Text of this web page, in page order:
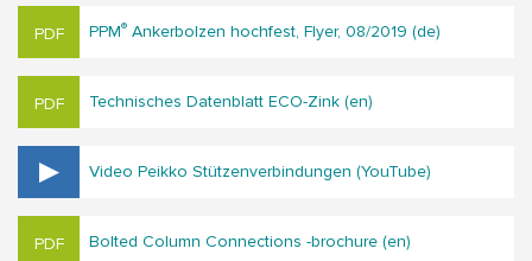
PPM® Ankerbolzen hochfest, Flyer, 08/2019 (de)
Technisches Datenblatt ECO-Zink (en)
Video Peikko Stützenverbindungen (YouTube)
Bolted Column Connections -brochure (en)